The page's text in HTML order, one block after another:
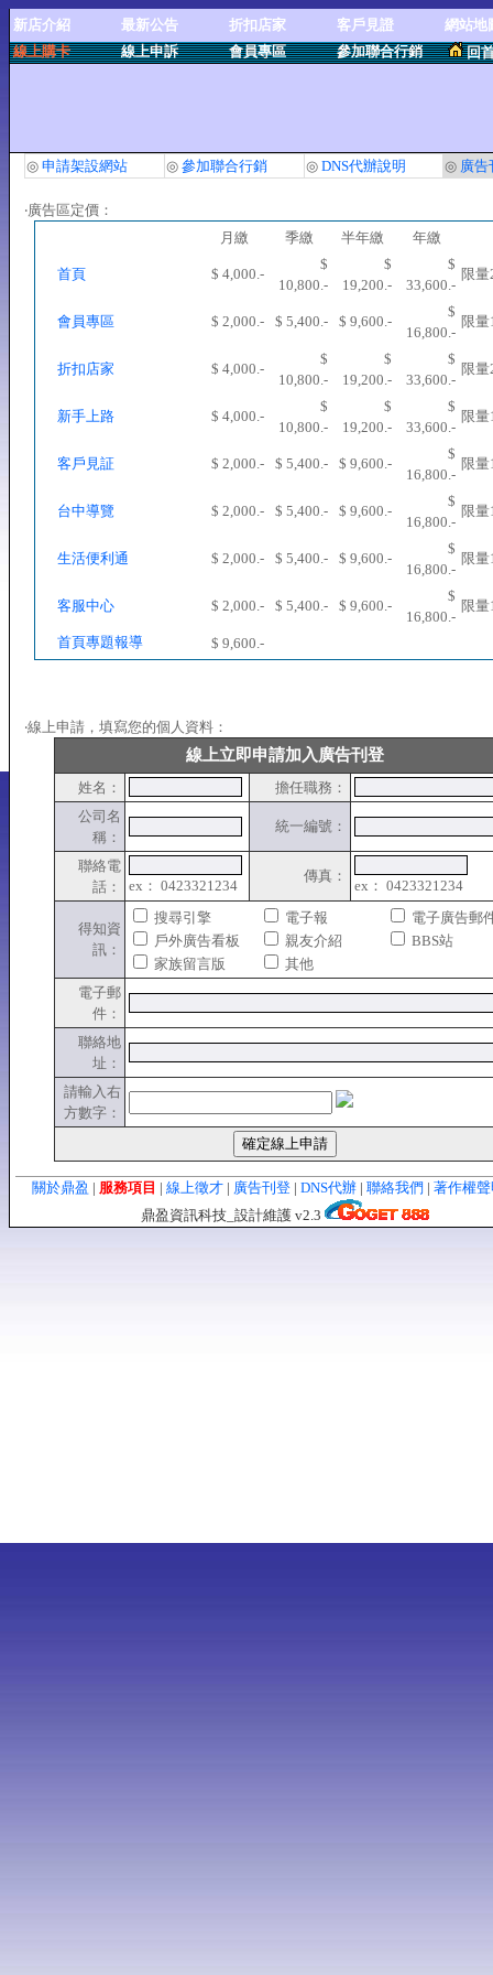
新店介紹 最新公告 折扣店家 客戶見證
網站地
線上購卡
線上申訴 會員專區 參加聯合行銷 回
◎ 申請架設網站 ◎ 參加聯合行銷 ◎ DNS代辦說明 ◎ 廣告
‧廣告區定價：
月繳
季繳 半年繳 年繳
首頁 $ 4,000.-
$
10,800.-
$
19,200.-
$
33,600.-
限量
會員專區 $ 2,000.- $ 5,400.- $ 9,600.-
$
16,800.-
限量
折扣店家 $ 4,000.-
$
10,800.-
$
19,200.-
$
33,600.-
限量
新手上路 $ 4,000.-
$
10,800.-
$
19,200.-
$
33,600.-
限量
客戶見証 $ 2,000.- $ 5,400.- $ 9,600.-
$
16,800.-
限量
台中導覽 $ 2,000.- $ 5,400.- $ 9,600.-
$
16,800.-
限量
生活便利通 $ 2,000.- $ 5,400.- $ 9,600.-
$
16,800.-
限量
客服中心 $ 2,000.- $ 5,400.- $ 9,600.-
$
16,800.-
限量
首頁專題報導 $ 9,600.-
‧線上申請，填寫您的個人資料：
線上立即申請加入廣告刊登
姓名：
擔任職務：
公司名
稱：
統一編號：
聯絡電
話：
ex： 0423321234
傳真：
ex： 0423321234
得知資
訊：
搜尋引擎 電子報
電子廣告郵
戶外廣告看板
親友介紹
BBS站
家族留言版
其他
電子郵
件：
聯絡地
址：
請輸入右
方數字：
關於鼎盈 | 服務項目 | 線上徵才 | 廣告刊登 | DNS代辦 | 聯絡我們 | 著作
鼎盈資訊科技_設計維護 v2.3